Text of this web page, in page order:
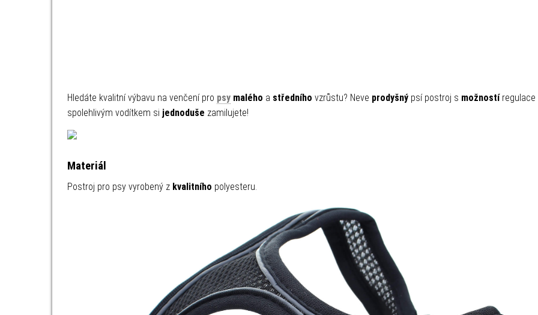
Hledáte kvalitní výbavu na venčení pro psy malého a středního vzrůstu? Neve prodyšný psí postroj s možnostíregulace
spolehlivým vodítkem si jednoduše zamilujete!
Materiál
Postroj pro psy vyrobený z kvalitního polyesteru.